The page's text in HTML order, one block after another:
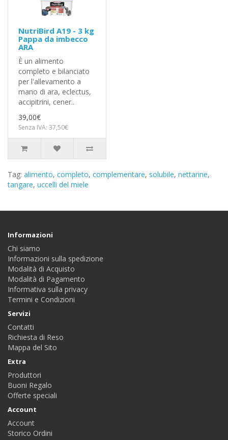
NutriBird A19 - 3 kg
Pappa da imbecco
ARA
È un alimento
completo e bilanciato
per l'allevamento a
mano di ara, eclectus,
accipitrini, cener..
39,00€
Senza IVA: 37,50€
Tag: alimento, completo, complementare, solubile, nettarine,
tangare, uccelli del miele
Informazioni
Chi siamo
Informazioni sulla spedizione
Modalità di Acquisto
Modalità di Pagamento
Informativa sulla privacy
Termini e Condizioni
Servizi
Contatti
Richiesta di Reso
Mappa del Sito
Extra
Produttori
Buoni Regalo
Offerte speciali
Account
Account
Storico Ordini